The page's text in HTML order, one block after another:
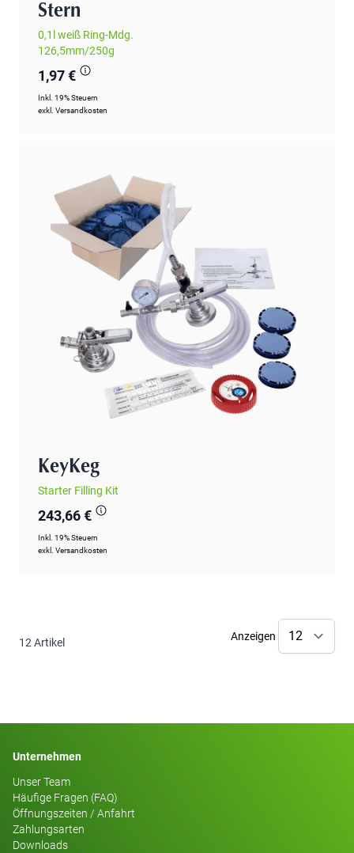
Stern
0,1l weiß Ring-Mdg.
126,5mm/250g
1,97 €
Inkl. 19% Steuern
exkl. Versandkosten
KeyKeg
Starter Filling Kit
243,66 €
Inkl. 19% Steuern
exkl. Versandkosten
12 Artikel Anzeigen
Unternehmen
Unser Team
Häufige Fragen (FAQ)
Öffnungszeiten / Anfahrt
Zahlungsarten
Downloads